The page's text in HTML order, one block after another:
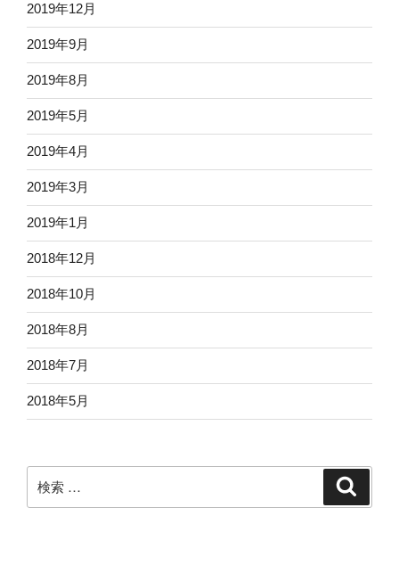
2019年12月
2019年9月
2019年8月
2019年5月
2019年4月
2019年3月
2019年1月
2018年12月
2018年10月
2018年8月
2018年7月
2018年5月
索: